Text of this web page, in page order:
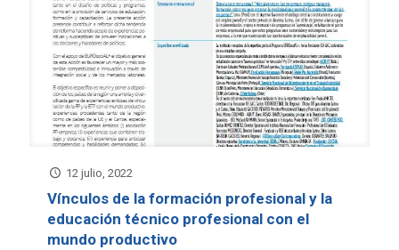
12 julio, 2022
Vínculos de la formación profesional y la
educación técnico profesional con el
mundo productivo